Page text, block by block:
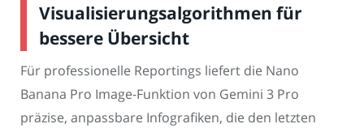
Visualisierungsalgorithmen für
bessere Übersicht
Für professionelle Reportings liefert die Nano
Banana Pro Image-Funktion von Gemini 3 Pro
präzise, anpassbare Infografiken, die den letzten